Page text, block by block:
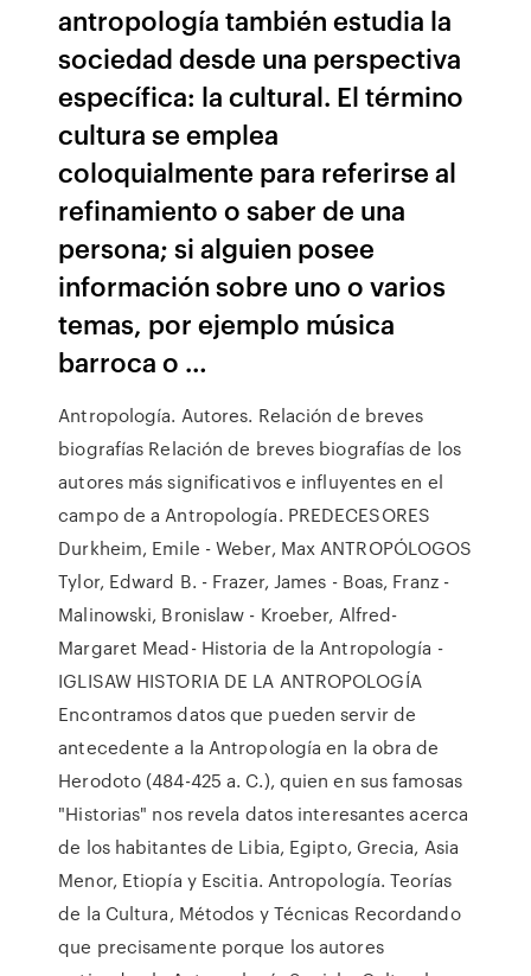
antropología también estudia la
sociedad desde una perspectiva
específica: la cultural. El término
cultura se emplea
coloquialmente para referirse al
refinamiento o saber de una
persona; si alguien posee
información sobre uno o varios
temas, por ejemplo música
barroca o …
Antropología. Autores. Relación de breves
biografías Relación de breves biografías de los
autores más significativos e influyentes en el
campo de a Antropología. PREDECESORES
Durkheim, Emile - Weber, Max ANTROPÓLOGOS
Tylor, Edward B. - Frazer, James - Boas, Franz -
Malinowski, Bronislaw - Kroeber, Alfred-
Margaret Mead- Historia de la Antropología -
IGLISAW HISTORIA DE LA ANTROPOLOGÍA
Encontramos datos que pueden servir de
antecedente a la Antropología en la obra de
Herodoto (484-425 a. C.), quien en sus famosas
"Historias" nos revela datos interesantes acerca
de los habitantes de Libia, Egipto, Grecia, Asia
Menor, Etiopía y Escitia. Antropología. Teorías
de la Cultura, Métodos y Técnicas Recordando
que precisamente porque los autores